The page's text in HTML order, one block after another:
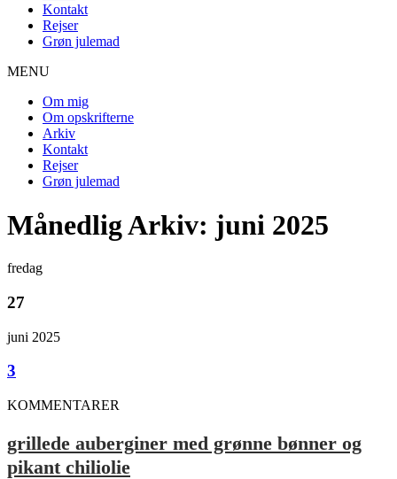
Kontakt
Rejser
Grøn julemad
MENU
Om mig
Om opskrifterne
Arkiv
Kontakt
Rejser
Grøn julemad
Månedlig Arkiv: juni 2025
fredag
27
juni 2025
3
KOMMENTARER
grillede auberginer med grønne bønner og
pikant chiliolie